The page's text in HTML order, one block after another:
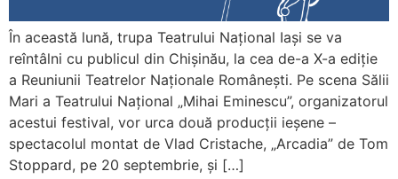
În această lună, trupa Teatrului Național Iași se va
reîntâlni cu publicul din Chișinău, la cea de-a X-a ediție
a Reuniunii Teatrelor Naționale Românești. Pe scena Sălii
Mari a Teatrului Național „Mihai Eminescu”, organizatorul
acestui festival, vor urca două producții ieșene –
spectacolul montat de Vlad Cristache, „Arcadia” de Tom
Stoppard, pe 20 septembrie, și […]